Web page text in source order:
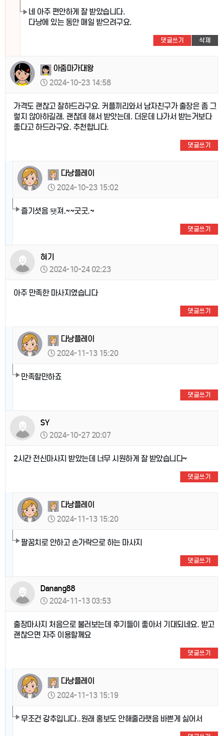
네 아주 편안하게 잘 받았습니다.
다낭에 있는 동안 매일 받으려구요.
댓글쓰기 삭제
아줌마가대왕
2024-10-23 14:58
가격도 괜찮고 잘하드라구요. 커플끼리와서 남자친구가 출장은 좀 그
렇지 않아하길래. 괜찮데 해서 받앗는데. 더운데 나가서 받는거보다
좋다고 하드라구요. 추천합니다.
댓글쓰기
다낭플레이
2024-10-23 15:02
즐기셧음 됏져.~~굿굿.~
댓글쓰기
혀기
2024-10-24 02:23
아주 만족한 마사지였습니다
댓글쓰기
다낭플레이
2024-11-13 15:20
만족할만하죠
댓글쓰기
SY
2024-10-27 20:07
2시간 전신마사지 받았는데 너무 시원하게 잘 받았습니다~
댓글쓰기
다낭플레이
2024-11-13 15:20
팔꿈치로 안하고 손가락으로 하는 마사지
댓글쓰기
Danang88
2024-11-13 03:53
출장마사지 처음으로 불러보는데 후기들이 좋아서 기대되네요. 받고
괜찮으면 자주 이용할께요
댓글쓰기
다낭플레이
2024-11-13 15:19
무조건 강추입니다..원래 홍보도 안해줄라햇음 바쁜게 싫어서